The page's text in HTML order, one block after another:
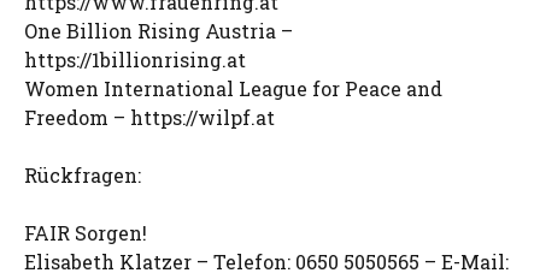
One Billion Rising Austria –
https://1billionrising.at
Women International League for Peace and
Freedom – https://wilpf.at
Rückfragen:
FAIR Sorgen!
Elisabeth Klatzer – Telefon: 0650 5050565 – E-Mail: